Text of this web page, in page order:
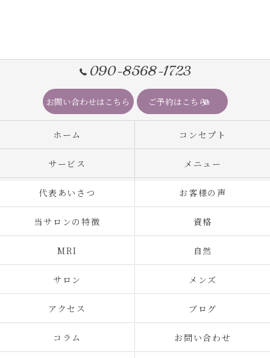
090-8568-1723
お問い合わせはこちら ご予約はこちら
ホーム コンセプト
サービス メニュー
代表あいさつ お客様の声
当サロンの特徴 資格
MRI 自然
サロン メンズ
アクセス ブログ
コラム お問い合わせ